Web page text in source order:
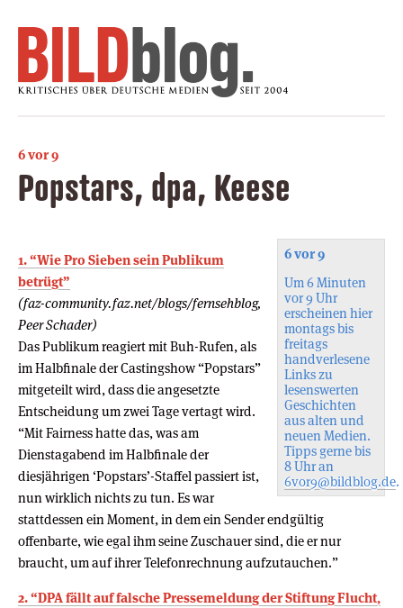
6 vor 9
Popstars, dpa, Keese
6 vor 9
Um 6 Minuten
vor 9 Uhr
erscheinen hier
montags bis
freitags
handverlesene
Links zu
lesenswerten
Geschichten
aus alten und
neuen Medien.
Tipps gerne bis
8 Uhr an
6vor9@bildblog.de.
1. “Wie Pro Sieben sein Publikum
betrügt”
(faz-community.faz.net/blogs/fernsehblog,
Peer Schader)
Das Publikum reagiert mit Buh-Rufen, als
im Halbfinale der Castingshow “Popstars”
mitgeteilt wird, dass die angesetzte
Entscheidung um zwei Tage vertagt wird.
“Mit Fairness hatte das, was am
Dienstagabend im Halbfinale der
diesjährigen ‘Popstars’-Staffel passiert ist,
nun wirklich nichts zu tun. Es war
stattdessen ein Moment, in dem ein Sender endgültig
offenbarte, wie egal ihm seine Zuschauer sind, die er nur
braucht, um auf ihrer Telefonrechnung aufzutauchen.”
2. “DPA fällt auf falsche Pressemeldung der Stiftung Flucht,